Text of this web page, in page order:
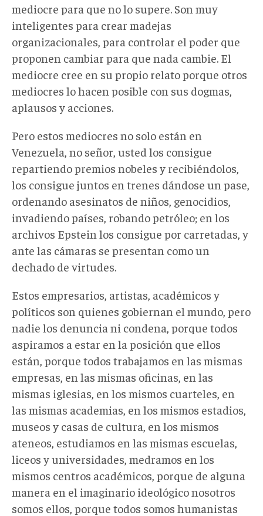
mediocre para que no lo supere. Son muy
inteligentes para crear madejas
organizacionales, para controlar el poder que
proponen cambiar para que nada cambie. El
mediocre cree en su propio relato porque otros
mediocres lo hacen posible con sus dogmas,
aplausos y acciones.
Pero estos mediocres no solo están en
Venezuela, no señor, usted los consigue
repartiendo premios nobeles y recibiéndolos,
los consigue juntos en trenes dándose un pase,
ordenando asesinatos de niños, genocidios,
invadiendo países, robando petróleo; en los
archivos Epstein los consigue por carretadas, y
ante las cámaras se presentan como un
dechado de virtudes.
Estos empresarios, artistas, académicos y
políticos son quienes gobiernan el mundo, pero
nadie los denuncia ni condena, porque todos
aspiramos a estar en la posición que ellos
están, porque todos trabajamos en las mismas
empresas, en las mismas oficinas, en las
mismas iglesias, en los mismos cuarteles, en
las mismas academias, en los mismos estadios,
museos y casas de cultura, en los mismos
ateneos, estudiamos en las mismas escuelas,
liceos y universidades, medramos en los
mismos centros académicos, porque de alguna
manera en el imaginario ideológico nosotros
somos ellos, porque todos somos humanistas